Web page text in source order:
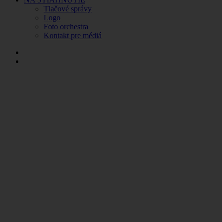
Tlačové správy
Logo
Foto orchestra
Kontakt pre médiá